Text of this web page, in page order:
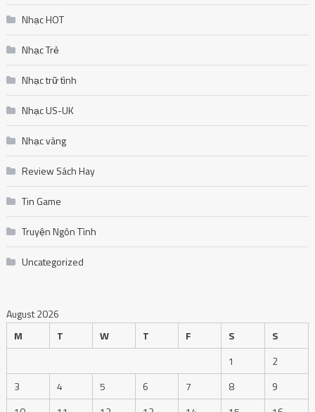
Nhạc HOT
Nhạc Trẻ
Nhạc trữ tình
Nhạc US-UK
Nhạc vàng
Review Sách Hay
Tin Game
Truyện Ngôn Tình
Uncategorized
August 2026
M
T W T F S
S
1
2
3
4 5 6 7 8
9